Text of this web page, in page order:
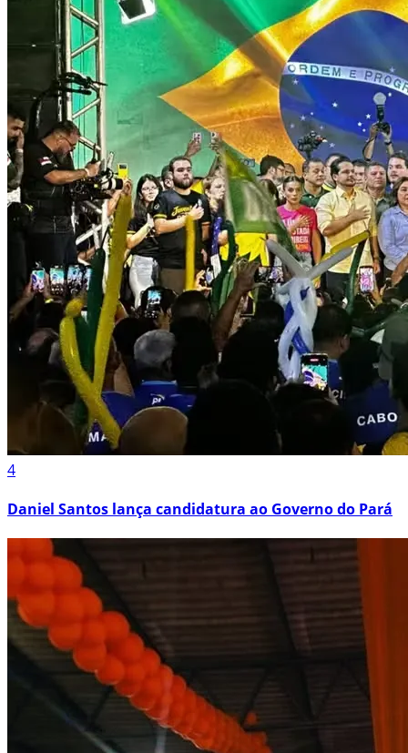
4
Daniel Santos lança candidatura ao Governo do Pará